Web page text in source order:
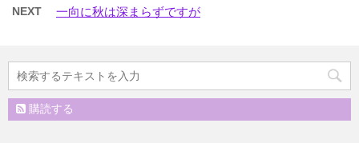
NEXT 一向に秋は深まらずですが
購読する